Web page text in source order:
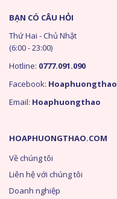
HOAPHUONGTHAO.COM
Về chúng tôi
Liên hệ với chúng tôi
Doanh nghiệp
BẠN CÓ CÂU HỎI
Thứ Hai - Chủ Nhật
(6:00 - 23:00)
Hotline: 0777.091.090
Facebook: Hoaphuongthao
Email: Hoaphuongthao